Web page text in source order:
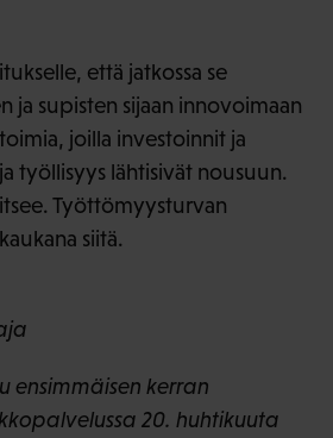
että jatkossa se
ja supisten sijaan innovoimaan
joilla investoinnit ja
työllisyys lähtisivät nousuun.
Työttömyysturvan
siitä.
ensimmäisen kerran
20. huhtikuuta